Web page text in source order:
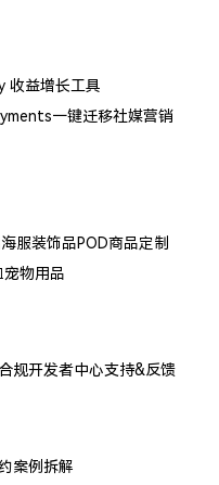
收益增长工具
一键迁移社媒营销
服装饰品POD商品定制
宠物用品
规开发者中心支持&反馈
案例拆解